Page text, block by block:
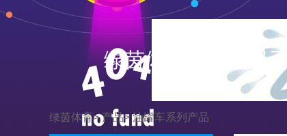
绿茵体育的产品展示
绿茵体育>产品>油罐车系列产品